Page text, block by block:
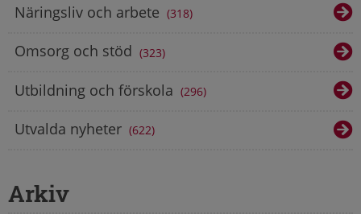
Näringsliv och arbete 318
Omsorg och stöd 323
Utbildning och förskola 296
Utvalda nyheter 622
Arkiv